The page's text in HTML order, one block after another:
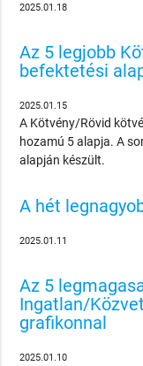
2025.01.18
Az 5 legjobb
befektetési
2025.01.15
A Kötvény/Rövid
hozamú 5 alapja. A
alapján készült.
A hét
2025.01.11
Az 5
Ingatlan/
grafikonnal
2025.01.10